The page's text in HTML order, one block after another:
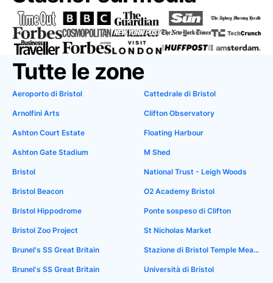
Tutte le zone
Aeroporto di Bristol
Arnolfini Arts
Ashton Court Estate
Ashton Gate Stadium
Bristol
Bristol Beacon
Bristol Hippodrome
Bristol Zoo Project
Brunel's SS Great Britain
Brunel's SS Great Britain
Cattedrale di Bristol
Clifton Observatory
Floating Harbour
M Shed
National Trust - Leigh Woods
O2 Academy Bristol
Ponte sospeso di Clifton
St Nicholas Market
Stazione di Bristol Temple Meads
Università di Bristol